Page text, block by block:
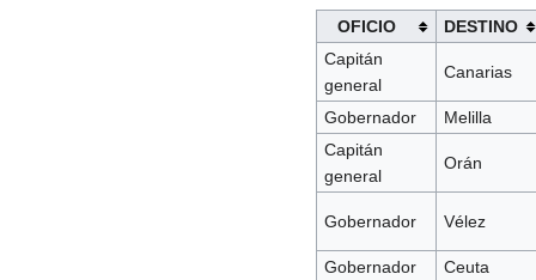
OFICIO
DESTINO
Capitán
general
Canarias
Gobernador
Melilla
Capitán
general
Orán
Gobernador Vélez
Gobernador
Ceuta